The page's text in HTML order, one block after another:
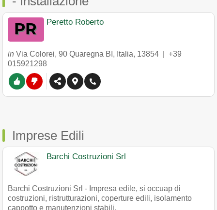
Peretto Roberto
in Via Colorei, 90 Quaregna BI, Italia, 13854
+39
015921298
Imprese Edili
Barchi Costruzioni Srl
Barchi Costruzioni Srl - Impresa edile, si occuap di
costruzioni, ristrutturazioni, coperture edili, isolamento
cappotto e manutenzioni stabili.